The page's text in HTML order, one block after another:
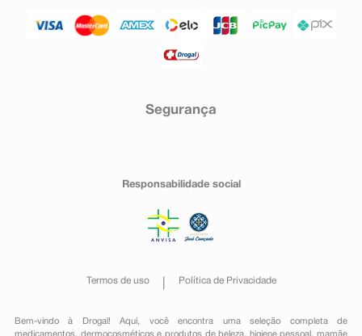
Segurança
Responsabilidade social
Termos de uso Política de Privacidade
Bem-vindo à Drogal! Aqui, você encontra uma seleção completa de
medicamentos , dermocosméticos e produtos de beleza, higiene pessoal ,mamãe